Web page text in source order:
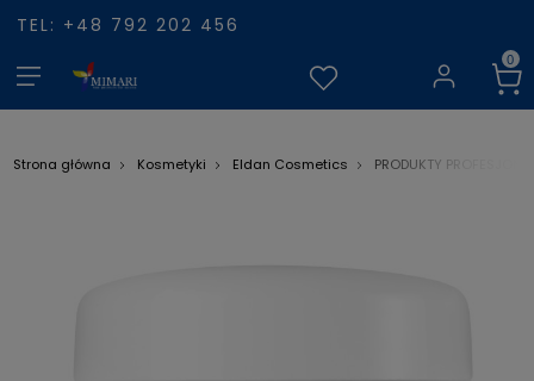
TEL: +48 792 202 456
Strona główna Kosmetyki Eldan Cosmetics PRODUKTY